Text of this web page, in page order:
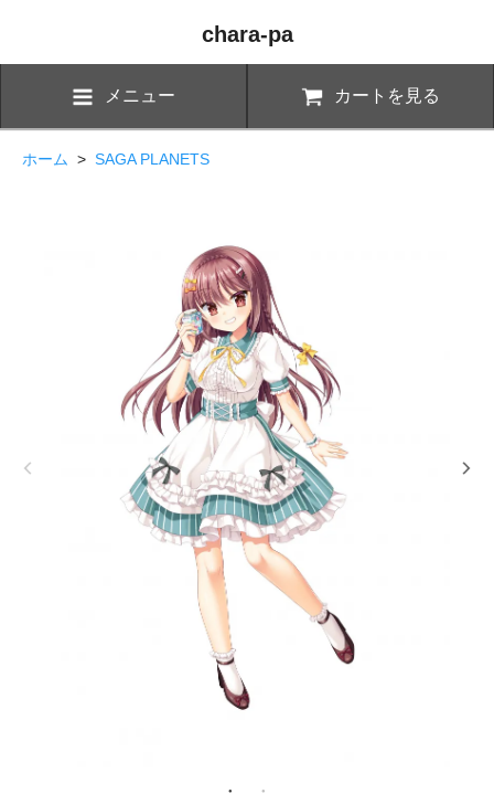
chara-pa
メニュー カートを見る
ホーム > SAGA PLANETS